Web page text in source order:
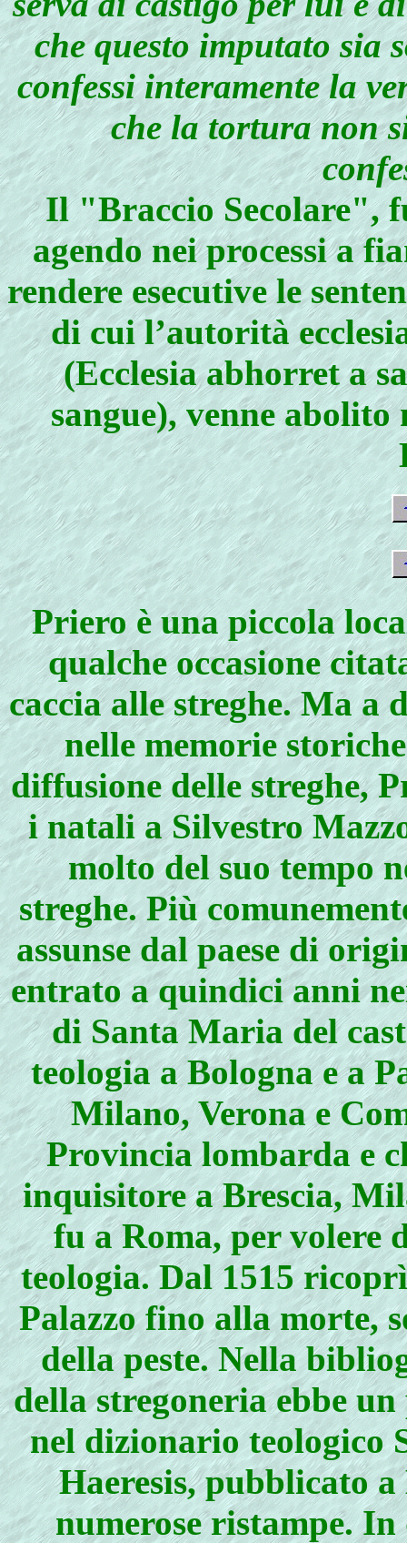
che questo imputato sia
confessi interamente la
che la tortura non
Il "Braccio Secolare",
agendo nei processi a
rendere esecutive le
di cui l’autorità
(Ecclesia abhorret a
sangue), venne
Priero è una piccola
qualche occasione
caccia alle streghe. Ma
nelle memorie
diffusione delle streghe,
i natali a Silvestro
molto del suo tempo
streghe. Più
assunse dal paese di
entrato a quindici anni
di Santa Maria del
teologia a Bologna e a
Milano, Verona e
Provincia lombarda e
inquisitore a Brescia,
fu a Roma, per volere
teologia. Dal 1515
Palazzo fino alla morte,
della peste. Nella
della stregoneria ebbe
nel dizionario teologico
Haeresis, pubblicato a
numerose ristampe. In